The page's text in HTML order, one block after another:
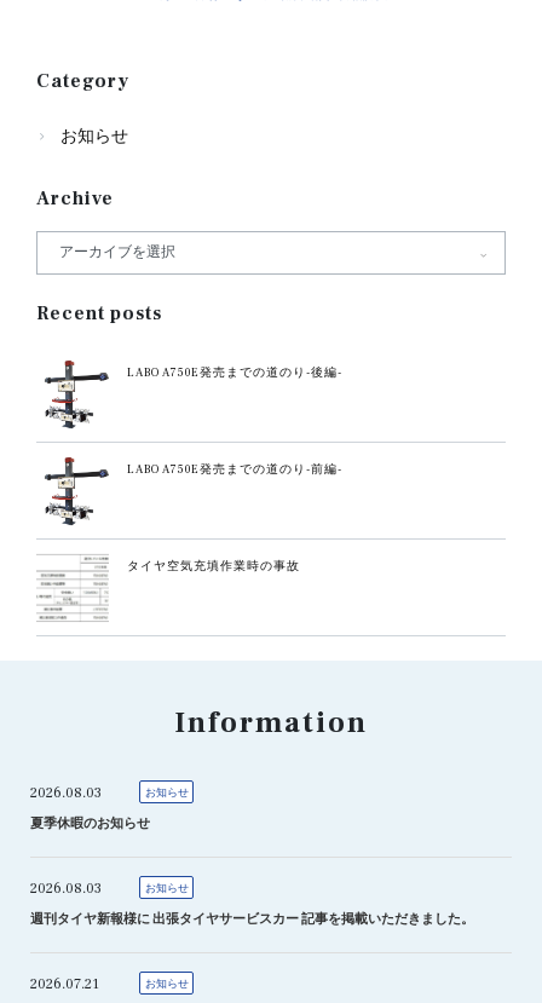
Category
お知らせ
Archive
Recent posts
LABO A750E発売までの道のり-後編-
LABO A750E発売までの道のり-前編-
タイヤ空気充填作業時の事故
Information
2026.08.03 お知らせ
夏季休暇のお知らせ
2026.08.03 お知らせ
週刊タイヤ新報様に 出張タイヤサービスカー 記事を掲載いただきました。
2026.07.21 お知らせ